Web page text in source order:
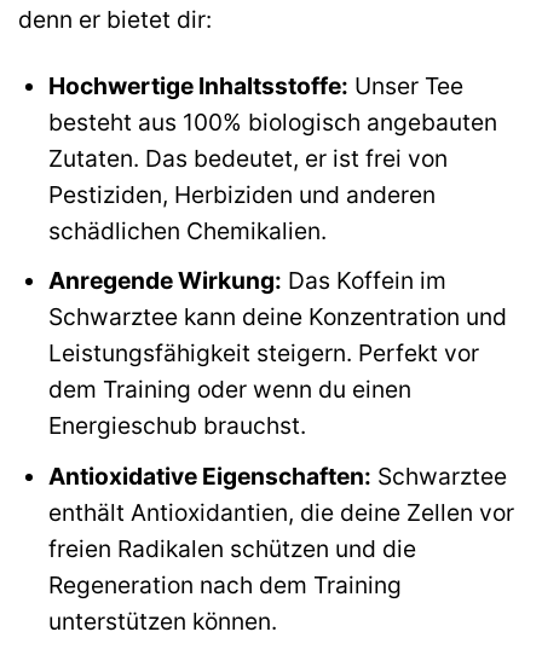
denn er bietet dir:
Hochwertige Inhaltsstoffe: Unser Tee
besteht aus 100% biologisch angebauten
Zutaten. Das bedeutet, er ist frei von
Pestiziden, Herbiziden und anderen
schädlichen Chemikalien.
Anregende Wirkung: Das Koffein im
Schwarztee kann deine Konzentration und
Leistungsfähigkeit steigern. Perfekt vor
dem Training oder wenn du einen
Energieschub brauchst.
Antioxidative Eigenschaften: Schwarztee
enthält Antioxidantien, die deine Zellen vor
freien Radikalen schützen und die
Regeneration nach dem Training
unterstützen können.